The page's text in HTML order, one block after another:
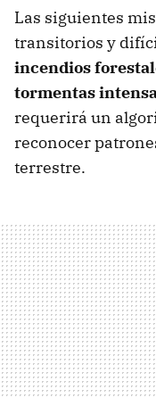
Las siguientes
transitorios y
incendios
tormentas
requerirá un
reconocer
terrestre.